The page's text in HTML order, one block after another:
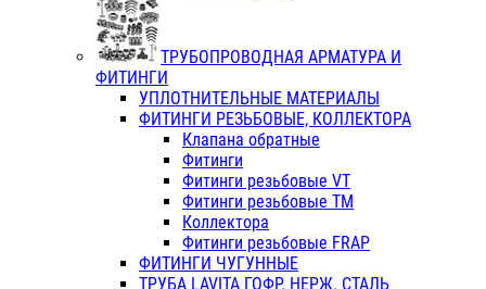
ТРУБОПРОВОДНАЯ АРМАТУРА И
ФИТИНГИ
УПЛОТНИТЕЛЬНЫЕ МАТЕРИАЛЫ
ФИТИНГИ РЕЗЬБОВЫЕ, КОЛЛЕКТОРА
Клапана обратные
Фитинги
Фитинги резьбовые VT
Фитинги резьбовые ТМ
Коллектора
Фитинги резьбовые FRAP
ФИТИНГИ ЧУГУННЫЕ
ТРУБА LAVITA ГОФР. НЕРЖ. СТАЛЬ